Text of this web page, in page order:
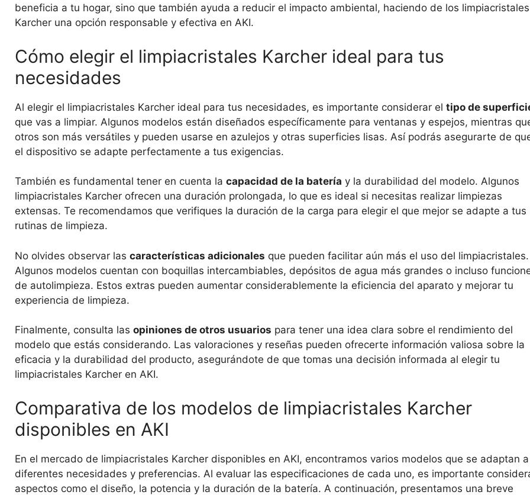
beneficia a tu hogar, sino que también ayuda a reducir el impacto ambiental, haciendo de los limpiacristales
Karcher una opción responsable y efectiva en AKI.
Cómo elegir el limpiacristales Karcher ideal para tus
necesidades
Al elegir el limpiacristales Karcher ideal para tus necesidades, es importante considerar el tipo de
que vas a limpiar. Algunos modelos están diseñados específicamente para ventanas y espejos, mientras
otros son más versátiles y pueden usarse en azulejos y otras superficies lisas. Así podrás asegurarte de
el dispositivo se adapte perfectamente a tus exigencias.
También es fundamental tener en cuenta la capacidad de la batería y la durabilidad del modelo. Algunos
limpiacristales Karcher ofrecen una duración prolongada, lo que es ideal si necesitas realizar limpiezas
extensas. Te recomendamos que verifiques la duración de la carga para elegir el que mejor se adapte a tus
rutinas de limpieza.
No olvides observar las características adicionales que pueden facilitar aún más el uso del limpiacristales.
Algunos modelos cuentan con boquillas intercambiables, depósitos de agua más grandes o incluso
de autolimpieza. Estos extras pueden aumentar considerablemente la eficiencia del aparato y mejorar tu
experiencia de limpieza.
Finalmente, consulta las opiniones de otros usuarios para tener una idea clara sobre el rendimiento del
modelo que estás considerando. Las valoraciones y reseñas pueden ofrecerte información valiosa sobre la
eficacia y la durabilidad del producto, asegurándote de que tomas una decisión informada al elegir tu
limpiacristales Karcher en AKI.
Comparativa de los modelos de limpiacristales Karcher
disponibles en AKI
En el mercado de limpiacristales Karcher disponibles en AKI, encontramos varios modelos que se adaptan a
diferentes necesidades y preferencias. Al evaluar las especificaciones de cada uno, es importante
aspectos como el diseño, la potencia y la duración de la batería. A continuación, presentamos una breve